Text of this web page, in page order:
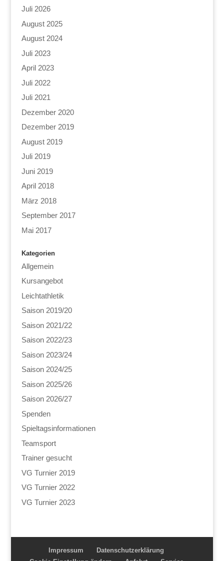
Juli 2026
August 2025
August 2024
Juli 2023
April 2023
Juli 2022
Juli 2021
Dezember 2020
Dezember 2019
August 2019
Juli 2019
Juni 2019
April 2018
März 2018
September 2017
Mai 2017
Kategorien
Allgemein
Kursangebot
Leichtathletik
Saison 2019/20
Saison 2021/22
Saison 2022/23
Saison 2023/24
Saison 2024/25
Saison 2025/26
Saison 2026/27
Spenden
Spieltagsinformationen
Teamsport
Trainer gesucht
VG Turnier 2019
VG Turnier 2022
VG Turnier 2023
Impressum
Datenschutzerklärung